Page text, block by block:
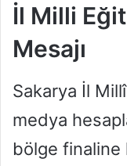
İl Milli
Mesajı
Sakarya İl
medya
bölge finaline